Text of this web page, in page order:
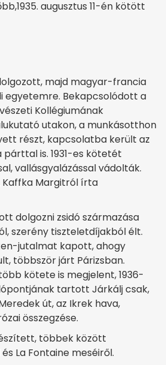
augusztus 11-én kötött
majd magyar-francia
egyetemre. Bekapcsolódott a
Kollégiumának
utakon, a munkásotthon
részt, kapcsolatba került az
is. 1931-es kötetét
vallásgyalázással vádolták.
Margitról írta
dolgozni zsidó származása
szerény tiszteletdíjakból élt.
jutalmat kapott, ahogy
többször járt Párizsban.
kötete is megjelent, 1936-
tartott Járkálj csak,
út, az Ikrek hava,
összegzése.
többek között
La Fontaine meséiről.